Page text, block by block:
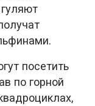
посетить
по горной